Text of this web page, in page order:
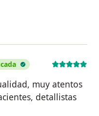
muy atentos
detallistas